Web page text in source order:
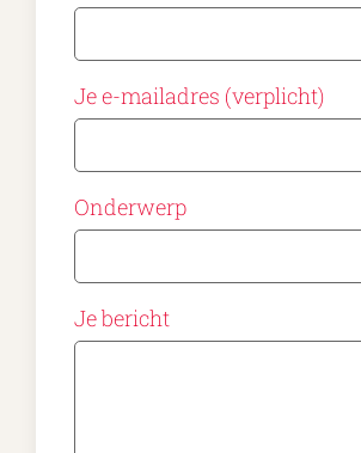
Je e-mailadres (verplicht)
Onderwerp
Je bericht